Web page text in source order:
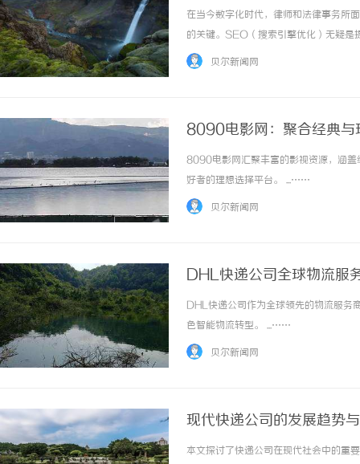
在当今数字化时代，律师和法律事务所
的关键。SEO（搜索引擎优化）无疑是
实践，从而帮助您在激烈的市场中脱颖
贝尔新闻网
8090电影网：聚合经典与
8090电影网汇聚丰富的影视资源，涵
好者的理想选择平台。 ...……
贝尔新闻网
DHL快递公司全球物流服
DHL快递公司作为全球领先的物流服务
色智能物流转型。 ...……
贝尔新闻网
现代快递公司的发展趋势
本文探讨了快递公司在现代社会中的重